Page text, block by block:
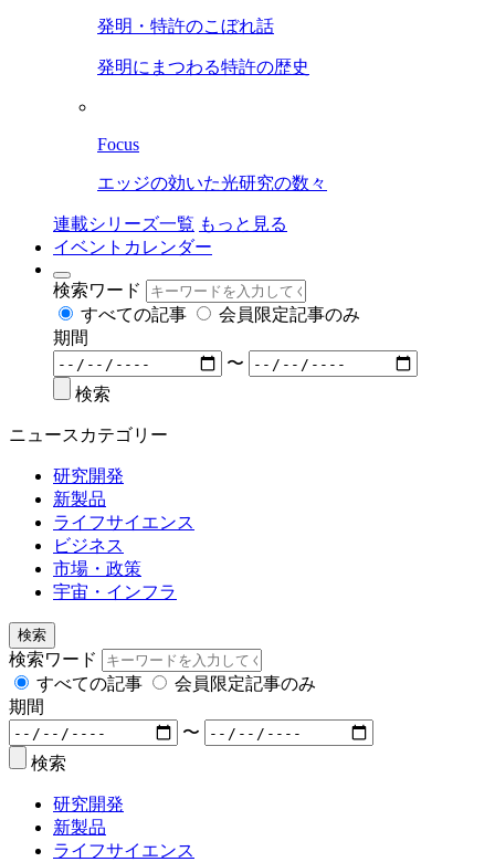
発明・特許のこぼれ話
発明にまつわる特許の歴史
Focus
エッジの効いた光研究の数々
連載シリーズ一覧 もっと見る
イベントカレンダー
検索ワード
すべての記事
会員限定記事のみ
期間
〜
検索
ニュースカテゴリー
研究開発
新製品
ライフサイエンス
ビジネス
市場・政策
宇宙・インフラ
検索
検索ワード
すべての記事
会員限定記事のみ
期間
〜
検索
研究開発
新製品
ライフサイエンス